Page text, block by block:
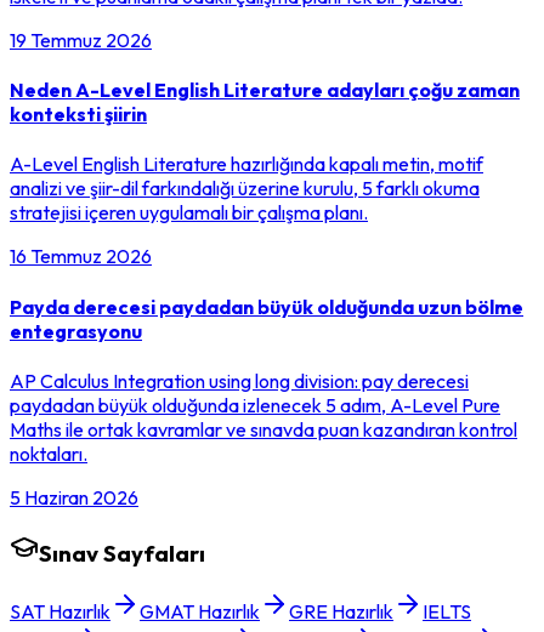
19 Temmuz 2026
Neden A-Level English Literature adayları çoğu zaman
konteksti şiirin
A-Level English Literature hazırlığında kapalı metin, motif
analizi ve şiir-dil farkındalığı üzerine kurulu, 5 farklı okuma
stratejisi içeren uygulamalı bir çalışma planı.
16 Temmuz 2026
Payda derecesi paydadan büyük olduğunda uzun bölme
entegrasyonu
AP Calculus Integration using long division: pay derecesi
paydadan büyük olduğunda izlenecek 5 adım, A-Level Pure
Maths ile ortak kavramlar ve sınavda puan kazandıran kontrol
noktaları.
5 Haziran 2026
Sınav Sayfaları
SAT Hazırlık GMAT Hazırlık GRE Hazırlık
IELTS